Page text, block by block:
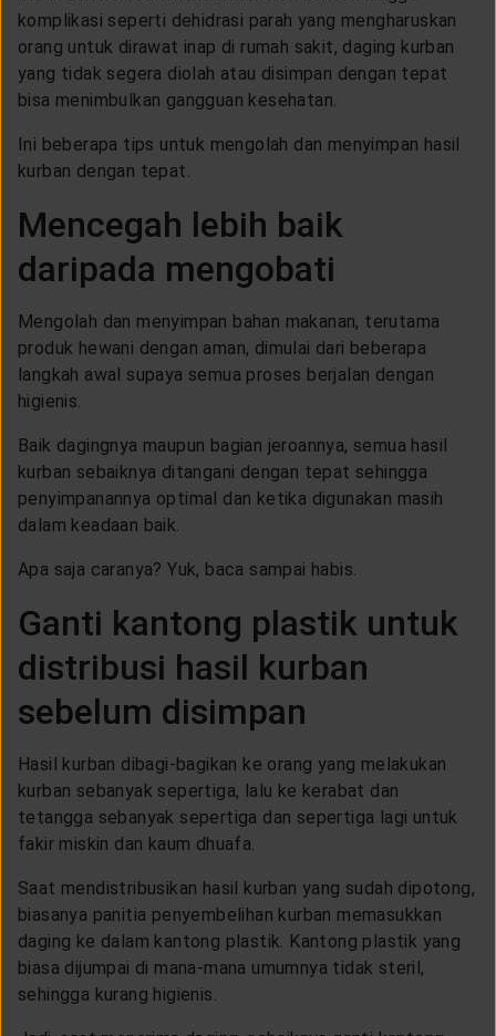
komplikasi seperti dehidrasi parah yang mengharuskan
orang untuk dirawat inap di rumah sakit, daging kurban
yang tidak segera diolah atau disimpan dengan tepat
bisa menimbulkan gangguan kesehatan.
Ini beberapa tips untuk mengolah dan menyimpan hasil
kurban dengan tepat.
Mencegah lebih baik
daripada mengobati
Mengolah dan menyimpan bahan makanan, terutama
produk hewani dengan aman, dimulai dari beberapa
langkah awal supaya semua proses berjalan dengan
higienis.
Baik dagingnya maupun bagian jeroannya, semua hasil
kurban sebaiknya ditangani dengan tepat sehingga
penyimpanannya optimal dan ketika digunakan masih
dalam keadaan baik.
Apa saja caranya? Yuk, baca sampai habis.
Ganti kantong plastik untuk
distribusi hasil kurban
sebelum disimpan
Hasil kurban dibagi-bagikan ke orang yang melakukan
kurban sebanyak sepertiga, lalu ke kerabat dan
tetangga sebanyak sepertiga dan sepertiga lagi untuk
fakir miskin dan kaum dhuafa.
Saat mendistribusikan hasil kurban yang sudah dipotong,
biasanya panitia penyembelihan kurban memasukkan
daging ke dalam kantong plastik. Kantong plastik yang
biasa dijumpai di mana-mana umumnya tidak steril,
sehingga kurang higienis.